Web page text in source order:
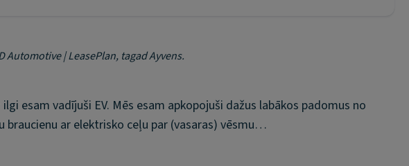
| LeasePlan, tagad Ayvens.
esam vadījuši EV. Mēs esam apkopojuši dažus labākos padomus no
braucienu ar elektrisko ceļu par (vasaras) vēsmu…